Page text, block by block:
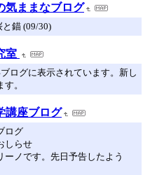
気ままなブログ
と錨 (09/30)
室
ログに表示されています。新し
。
講座ブログ
ログ
しらせ
ーノです。先日予告したよう